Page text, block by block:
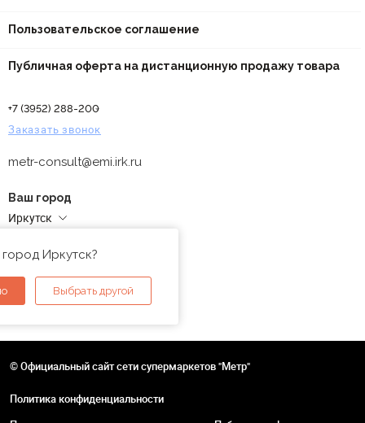
Пользовательское соглашение
Публичная оферта на дистанционную продажу товара
+7 (3952) 288-200
Заказать звонок
metr-consult@emi.irk.ru
Ваш город
Иркутск
Иркутск?
Выбрать другой
© Официальный сайт сети супермаркетов "Метр"
Политика конфиденциальности